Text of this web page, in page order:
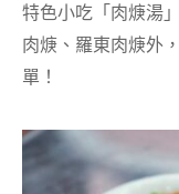
特色小吃「肉焿湯
肉焿、羅東肉焿外
單！